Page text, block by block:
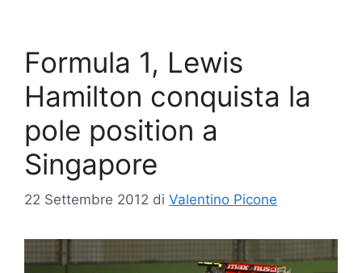
Formula 1, Lewis
Hamilton conquista la
pole position a
Singapore
22 Settembre 2012 di Valentino Picone